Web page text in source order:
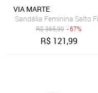
VIA MARTE
Sandália Feminina Salto
R$365,99 - 67%
R$ 121,99